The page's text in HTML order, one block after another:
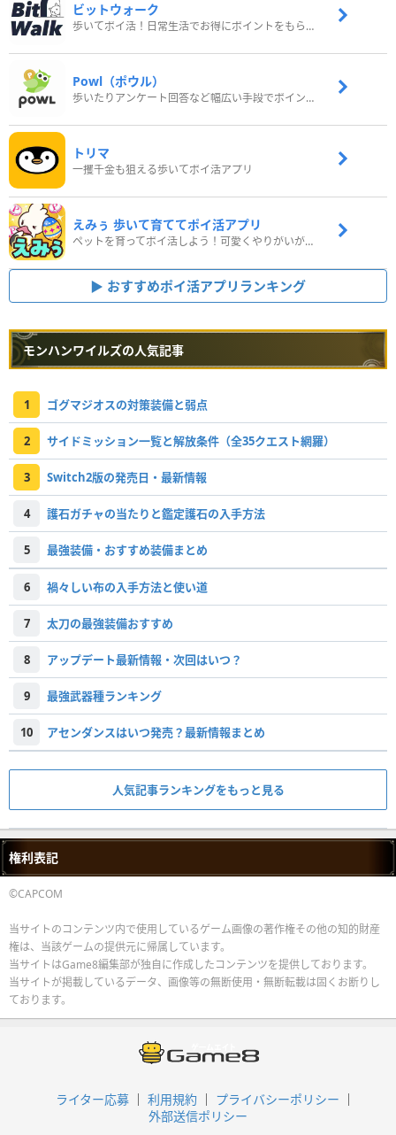
ビットウォーク
歩いてポイ活！日常生活でお得にポイントをもらおう
Powl（ポウル）
歩いたりアンケート回答など幅広い手段でポイントをゲット
トリマ
一攫千金も狙える歩いてポイ活アプリ
えみぅ 歩いて育ててポイ活アプリ
ペットを育ってポイ活しよう！可愛くやりがいがある新感覚アプリ
おすすめポイ活アプリランキング
モンハンワイルズの人気記事
1 ゴグマジオスの対策装備と弱点
2 サイドミッション一覧と解放条件（全35クエスト網羅）
3 Switch2版の発売日・最新情報
4 護石ガチャの当たりと鑑定護石の入手方法
5 最強装備・おすすめ装備まとめ
6 禍々しい布の入手方法と使い道
7 太刀の最強装備おすすめ
8 アップデート最新情報・次回はいつ？
9 最強武器種ランキング
10 アセンダンスはいつ発売？最新情報まとめ
人気記事ランキングをもっと見る
権利表記
©CAPCOM
当サイトのコンテンツ内で使用しているゲーム画像の著作権その他の知的財産
権は、当該ゲームの提供元に帰属しています。
当サイトはGame8編集部が独自に作成したコンテンツを提供しております。
当サイトが掲載しているデータ、画像等の無断使用・無断転載は固くお断りし
ております。
ライター応募 利用規約
プライバシーポリシー
外部送信ポリシー